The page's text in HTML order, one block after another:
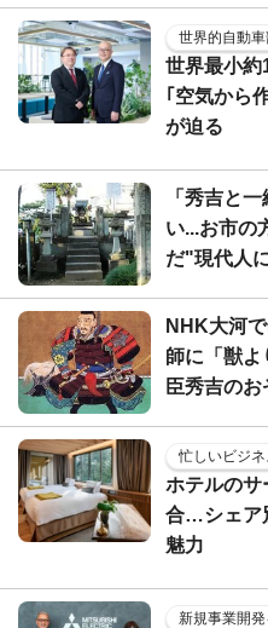
世界的自動
世界最小約
｢空気から
が迫る
「秀吉と
い...お市の
だ"現代人
NHK大河
師に「獣よ
臣秀吉の
忙しいビジ
ホテルのサ
合…シェア
魅力
新規事業開